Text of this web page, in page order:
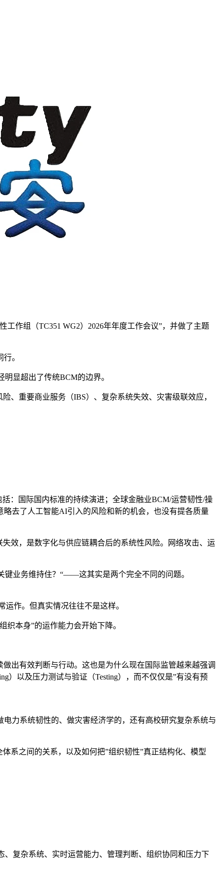
作组（TC351 WG2）2026年年度工作会议”，并做了主题
。
显超出了传统BCM的边界。
、重要商业服务（IBS）、复杂系统失效、灾害级联效应，
：国际国内标准的持续演进；全球金融业BCM/运营韧性/操
去了人工智能AI引入的风险和新的机会，也没有提各质量
效，是数字化与供应链耦合后的系统性风险。网络攻击、运
键业务维持住？“——这其实是两个完全不同的问题。
作。但真实情况往往不是这样。
本身”的运作能力会开始下降。
出有效判断与行动。这也是为什么现在国际监管越来越强调
）以及压力测试与验证（Testing），而不仅仅是”有没有预
力系统韧性的、做灾害经济学的，还有高校研究复杂系统与
系之间的关系，以及如何把”组织韧性”真正结构化、模型
、复杂系统、实时运营能力、管理判断、组织协同和压力下